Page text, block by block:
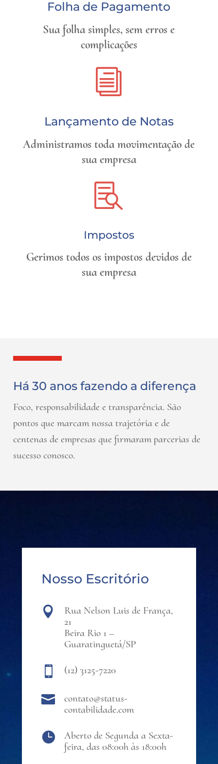
Folha de Pagamento
Sua folha simples, sem erros e
complicações
i
Lançamento de Notas
Administramos toda movimentação de
sua empresa

Impostos
Gerimos todos os impostos devidos de
sua empresa
Há 30 anos fazendo a diferença
Foco, responsabilidade e transparência. São
pontos que marcam nossa trajetória e de
centenas de empresas que firmaram parcerias de
sucesso conosco.
Nosso Escritório

Rua Nelson Luis de França,
21
Beira Rio 1 –
Guaratinguetá/SP
 (12) 3125-7220

contato@status-
contabilidade.com

Aberto de Segunda a Sexta-
feira, das 08:00h às 18:00h